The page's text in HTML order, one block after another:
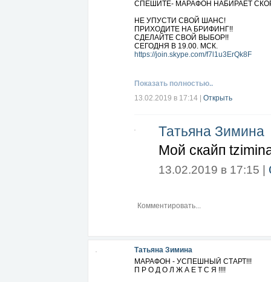
СПЕШИТЕ- МАРАФОН НАБИРАЕТ
НЕ УПУСТИ СВОЙ ШАНС!
ПРИХОДИТЕ НА БРИФИНГ!!
СДЕЛАЙТЕ СВОЙ ВЫБОР!!
СЕГОДНЯ В 19.00. МСК.
https://join.skype.com/f7l1u3ErQk8F
Показать полностью..
13.02.2019 в 17:14
Открыть
Татьяна Зимина
Мой скайп
13.02.2019 в 17:15 |
Татьяна Зимина
МАРАФОН - УСПЕШНЫЙ СТАРТ!!!
П Р О Д О Л Ж А Е Т С Я !!!!